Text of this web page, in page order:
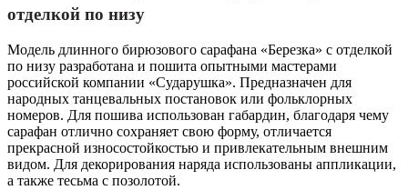
отделкой по низу
Модель длинного бирюзового сарафана «Березка» с отделкой
по низу разработана и пошита опытными мастерами
российской компании «Сударушка». Предназначен для
народных танцевальных постановок или фольклорных
номеров. Для пошива использован габардин, благодаря чему
сарафан отлично сохраняет свою форму, отличается
прекрасной износостойкостью и привлекательным внешним
видом. Для декорирования наряда использованы аппликации,
а также тесьма с позолотой.